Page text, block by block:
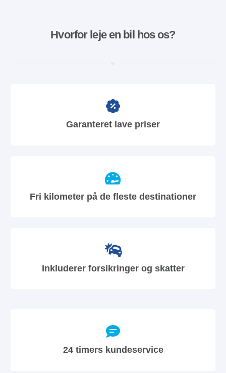
Hvorfor leje en bil hos os?
Garanteret lave priser
Fri kilometer på de fleste destinationer
Inkluderer forsikringer og skatter
24 timers kundeservice